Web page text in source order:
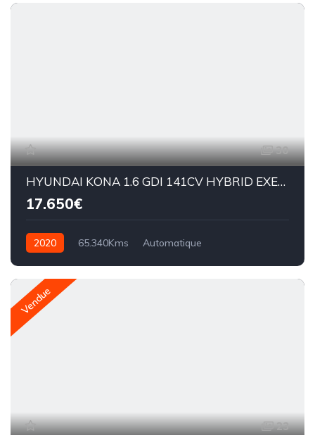
30
HYUNDAI KONA 1.6 GDI 141CV HYBRID EXECUTIVE
17.650€
2020 65.340Kms
Automatique
Vendue
23